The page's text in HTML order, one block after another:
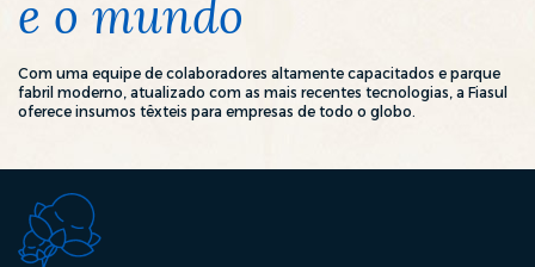
e o mundo
Com uma equipe de colaboradores altamente capacitados e parque
fabril moderno, atualizado com as mais recentes tecnologias, a Fiasul
oferece insumos têxteis para empresas de todo o globo.